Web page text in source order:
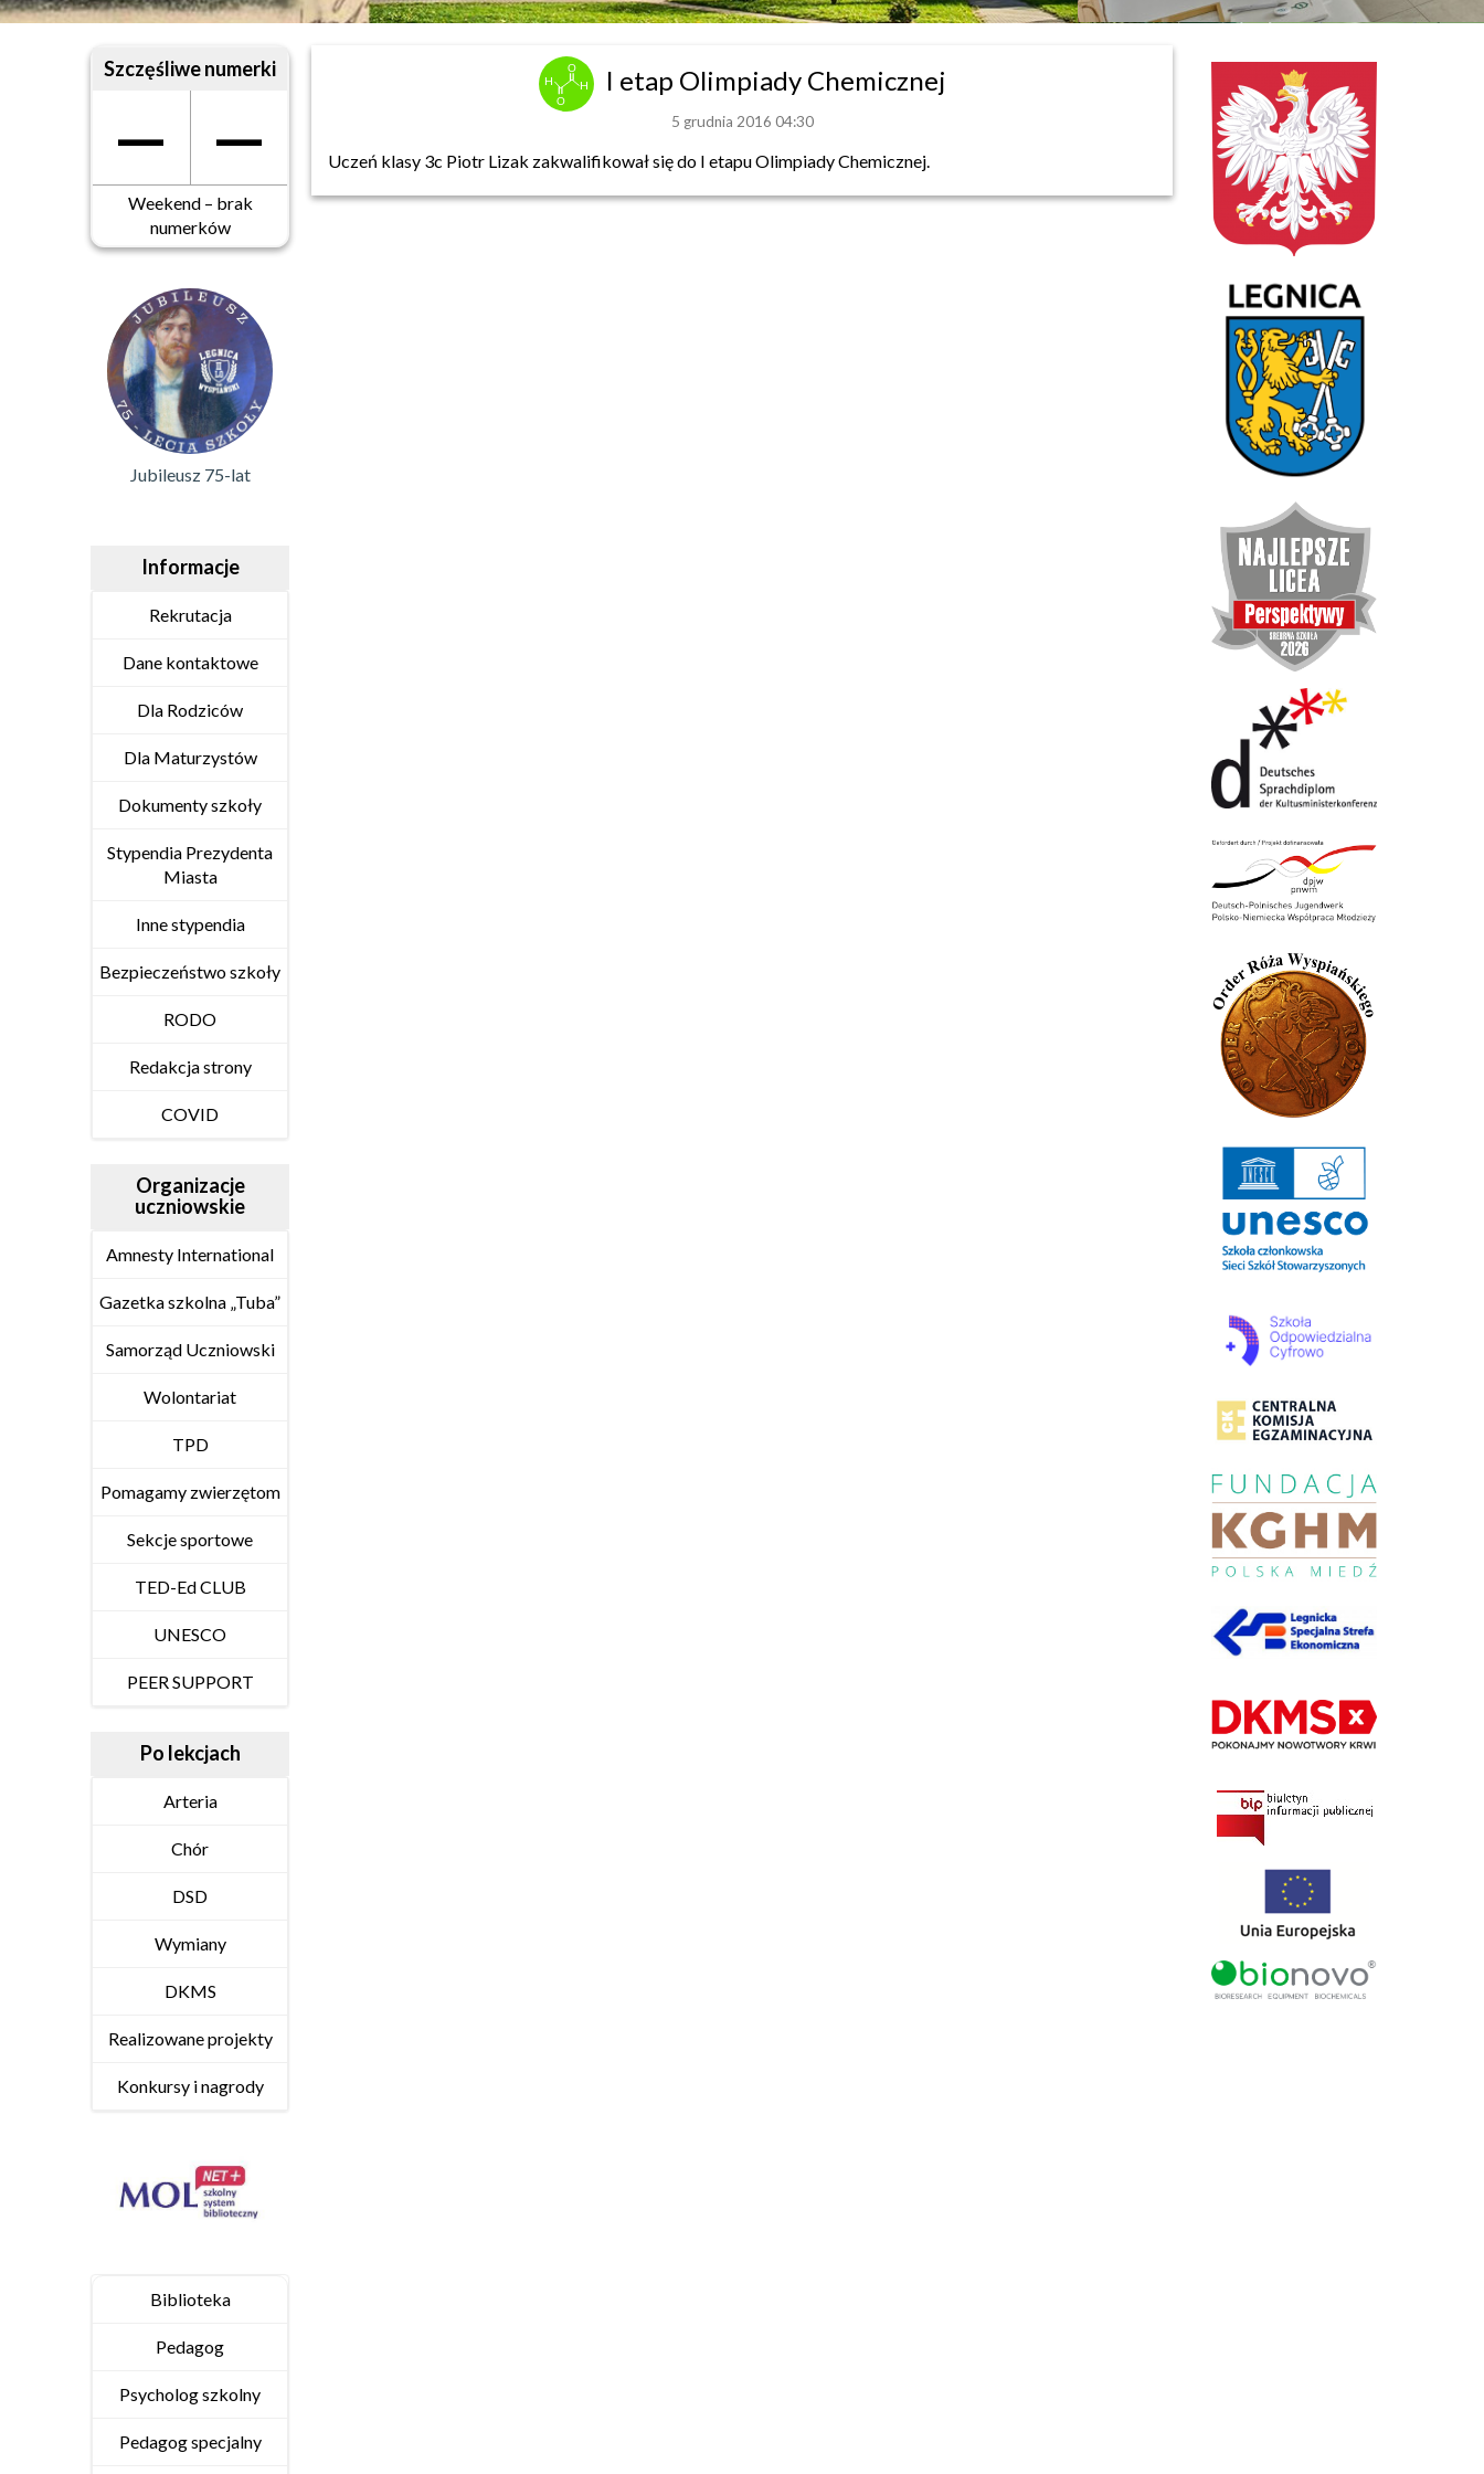
Szczęśliwe numerki
— —
Weekend – brak
numerków
Jubileusz 75-lat
Informacje
Rekrutacja
Dane kontaktowe
Dla Rodziców
Dla Maturzystów
Dokumenty szkoły
Stypendia Prezydenta
Miasta
Inne stypendia
Bezpieczeństwo szkoły
RODO
Redakcja strony
COVID
Organizacje
uczniowskie
Amnesty International
Gazetka szkolna „Tuba”
Samorząd Uczniowski
Wolontariat
TPD
Pomagamy zwierzętom
Sekcje sportowe
TED-Ed CLUB
UNESCO
PEER SUPPORT
Po lekcjach
Arteria
Chór
DSD
Wymiany
DKMS
Realizowane projekty
Konkursy i nagrody
Biblioteka
Pedagog
Psycholog szkolny
Pedagog specjalny
I etap Olimpiady Chemicznej
5 grudnia 2016 04:30
Uczeń klasy 3c Piotr Lizak zakwalifikował się do I etapu Olimpiady Chemicznej.